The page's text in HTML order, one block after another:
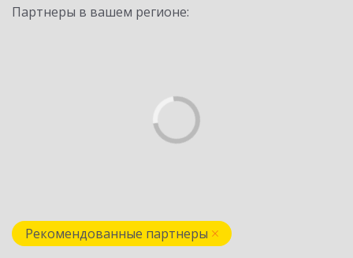
Партнеры в вашем регионе:
Рекомендованные партнеры